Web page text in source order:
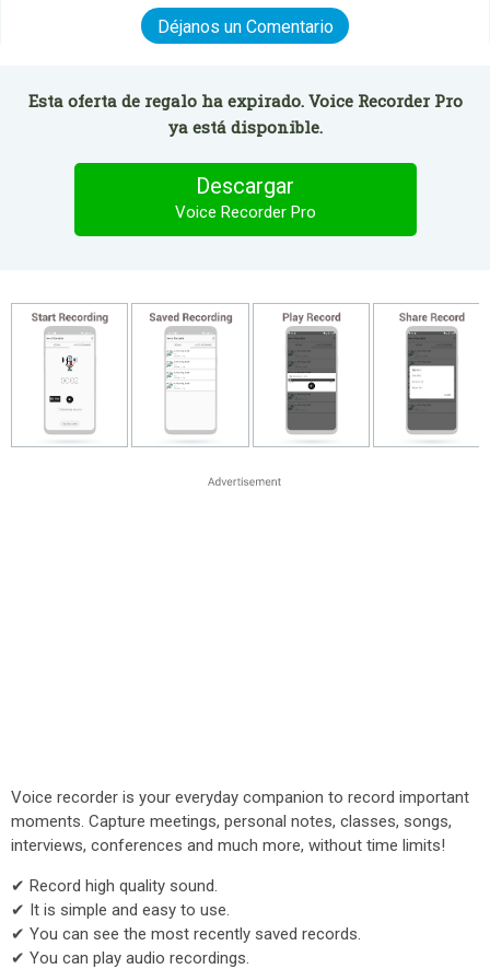
Déjanos un Comentario
Esta oferta de regalo ha expirado. Voice Recorder Pro
ya está disponible.
Descargar
Voice Recorder Pro
Voice recorder is your everyday companion to record important
moments. Capture meetings, personal notes, classes, songs,
interviews, conferences and much more, without time limits!
✔ Record high quality sound.
✔ It is simple and easy to use.
✔ You can see the most recently saved records.
✔ You can play audio recordings.